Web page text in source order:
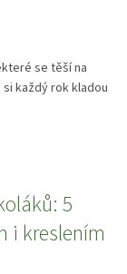
se těší na
každý rok kladou
5
i kreslením